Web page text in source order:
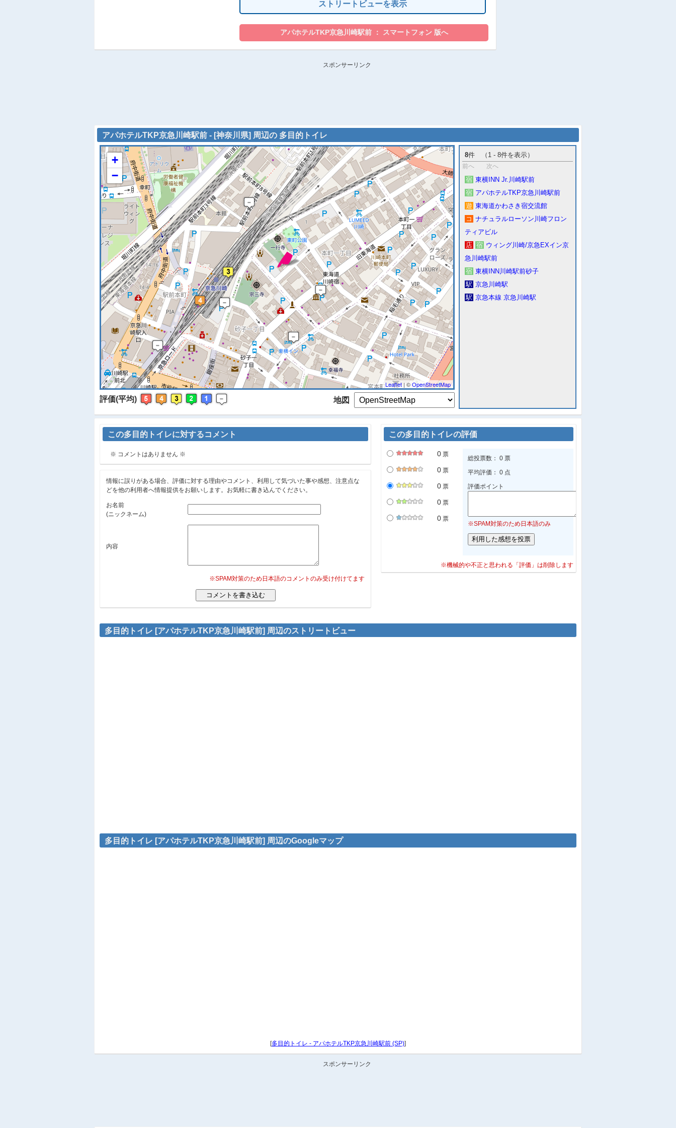
ストリートビューを表示
スポンサーリンク
アパホテルTKP京急川崎駅前 - [神奈川県] 周辺の 多目的トイレ
※ マップを検索、表示中です ※
+
−
Leaflet | ©OpenStreetMap
評価(平均) 地図
8件 （1 - 8件を表示）
前へ 次へ
宿 東横INN Jr.川崎駅前
宿 アパホテルTKP京急川崎駅前
遊 東海道かわさき宿交流館
コ ナチュラルローソン川崎フロン
ティアビル
店 宿 ウィング川崎/京急EXイン京
急川崎駅前
宿 東横INN川崎駅前砂子
駅 京急川崎駅
駅 京急本線 京急川崎駅
この多目的トイレの評価
0 票
0 票
0 票
0 票
0 票
総投票数： 0 票
平均評価： 0 点
評価ポイント
※SPAM対策のため日本語のみ
※機械的や不正と思われる「評価」は削除します
この多目的トイレに対するコメント
※ コメントはありません ※
情報に誤りがある場合、評価に対する理由やコメント、利用して気づいた事や感想、注意点な
どを他の利用者へ情報提供をお願いします。お気軽に書き込んでください。
お名前
(ニックネーム)
内容
※SPAM対策のため日本語のコメントのみ受け付けてます
多目的トイレ [アパホテルTKP京急川崎駅前] 周辺のストリートビュー
多目的トイレ [アパホテルTKP京急川崎駅前] 周辺のGoogleマップ
[多目的トイレ - アパホテルTKP京急川崎駅前 (SP)]
スポンサーリンク